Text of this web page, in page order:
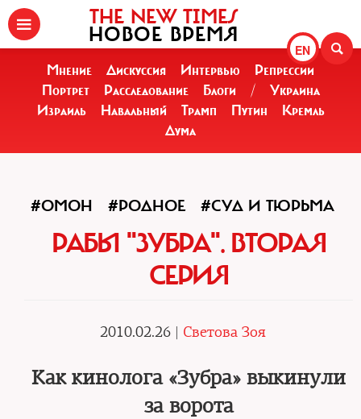
EN
THE NEW TIMES
НОВОЕ ВРЕМЯ
Мнение Дискуссия Интервью
Репрессии
Портрет
Расследование Блоги /
Украина
Израиль
Навальный Трамп Путин
Кремль
Дума
#ОМОН #РОДНОЕ #СУД И ТЮРЬМА
РАБЫ "ЗУБРА". ВТОРАЯ
СЕРИЯ
2010.02.26 | Светова Зоя
Как кинолога «Зубра» выкинули
за ворота